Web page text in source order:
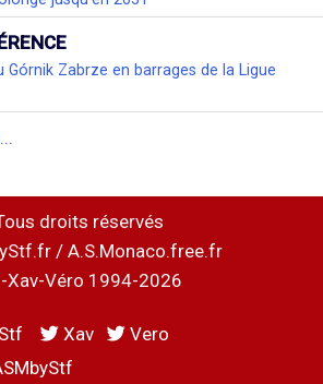
Górnik Zabrze en barrages de la Ligue
droits réservés
/ A.S.Monaco.free.fr
Xav-Véro 1994-2026
Stf Xav
Vero